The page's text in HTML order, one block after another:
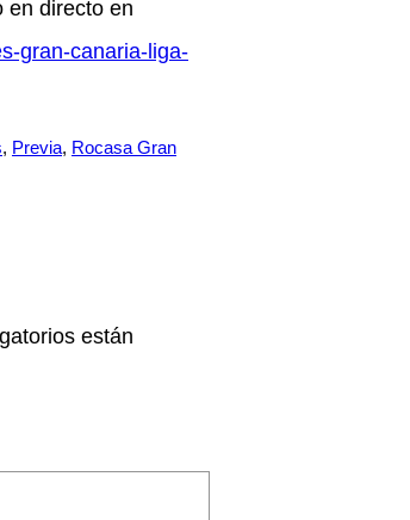
en directo en
gran-canaria-liga-
, Previa, Rocasa Gran
están